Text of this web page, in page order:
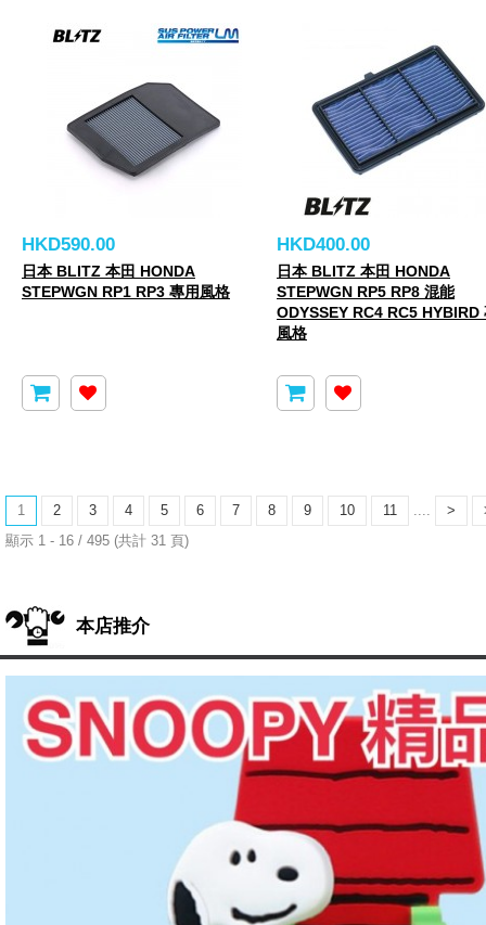
HKD590.00
日本 BLITZ 本田 HONDA
STEPWGN RP1 RP3 專用風格
HKD400.00
日本 BLITZ 本田 HONDA
STEPWGN RP5 RP8 混能
ODYSSEY RC4 RC5 HYBIRD
風格
1 2 3 4 5 6 7 8 9 10 11 .... >
顯示 1 - 16 / 495 (共計 31 頁)
本店推介